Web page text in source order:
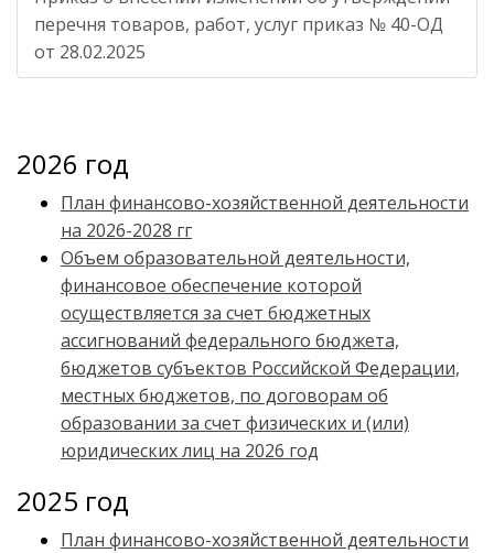
перечня товаров, работ, услуг приказ № 40-ОД
от 28.02.2025
2026 год
План финансово-хозяйственной деятельности
на 2026-2028 гг
Объем образовательной деятельности,
финансовое обеспечение которой
осуществляется за счет бюджетных
ассигнований федерального бюджета,
бюджетов субъектов Российской Федерации,
местных бюджетов, по договорам об
образовании за счет физических и (или)
юридических лиц на 2026 год
2025 год
План финансово-хозяйственной деятельности